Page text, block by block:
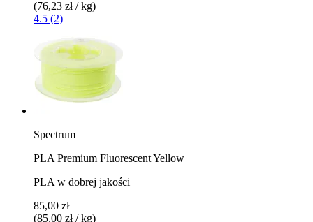
(76,23 zł / kg)
4.5 (2)
Spectrum
PLA Premium Fluorescent Yellow
PLA w dobrej jakości
85,00 zł
(85,00 zł / kg)